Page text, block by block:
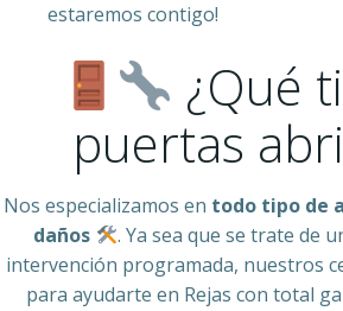
estaremos contigo!
¿Qué
puertas
Nos especializamos en todo tipo de
daños
. Ya sea que se trate de
intervención programada, nuestros
para ayudarte en Rejas con total